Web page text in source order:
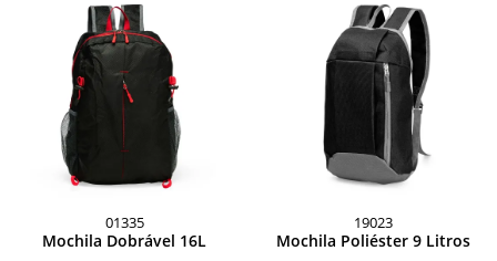
01335
Mochila Dobrável 16L
19023
Mochila Poliéster 9 Litros